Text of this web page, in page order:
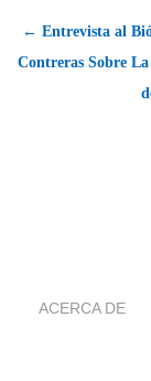
← Entrevista al
Contreras Sobre
ACERCA DE